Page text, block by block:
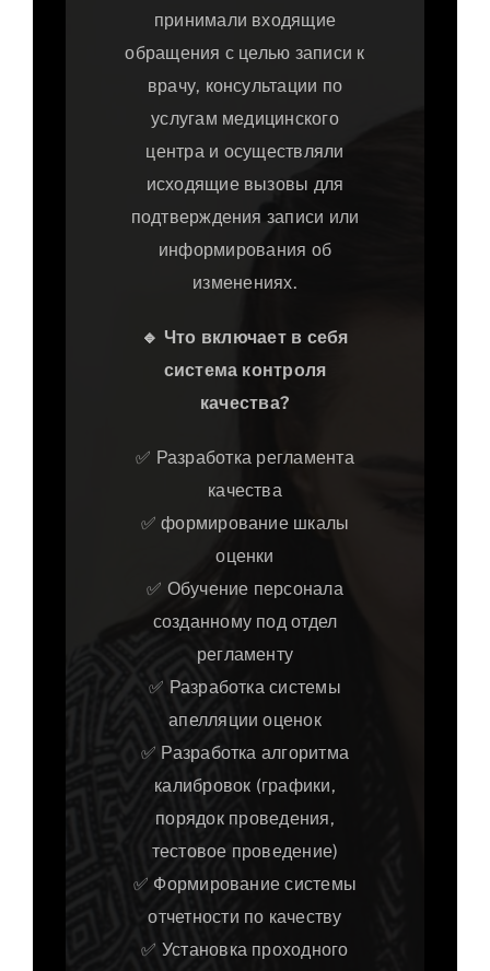
принимали входящие
обращения с целью записи к
врачу, консультации по
услугам медицинского
центра и осуществляли
исходящие вызовы для
подтверждения записи или
информирования об
изменениях.
🔹 Что включает в себя
система контроля
качества?
✅ Разработка регламента
качества
✅ формирование шкалы
оценки
✅ Обучение персонала
созданному под отдел
регламенту
✅ Разработка системы
апелляции оценок
✅ Разработка алгоритма
калибровок (графики,
порядок проведения,
тестовое проведение)
✅ Формирование системы
отчетности по качеству
✅ Установка проходного